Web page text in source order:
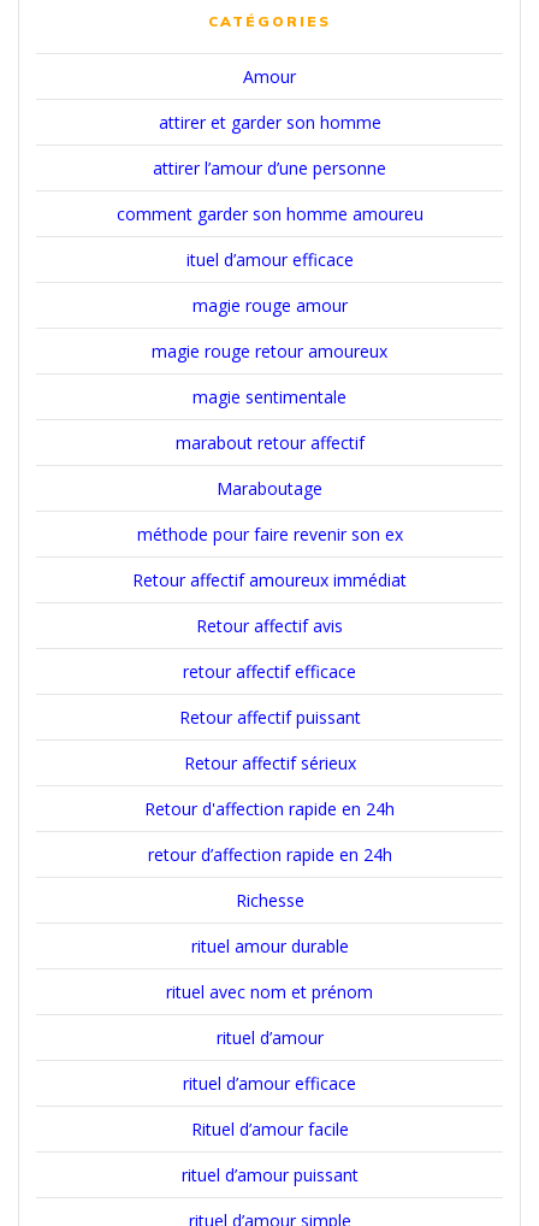
CATÉGORIES
Amour
attirer et garder son homme
attirer l’amour d’une personne
comment garder son homme amoureu
ituel d’amour efficace
magie rouge amour
magie rouge retour amoureux
magie sentimentale
marabout retour affectif
Maraboutage
méthode pour faire revenir son ex
Retour affectif amoureux immédiat
Retour affectif avis
retour affectif efficace
Retour affectif puissant
Retour affectif sérieux
Retour d'affection rapide en 24h
retour d’affection rapide en 24h
Richesse
rituel amour durable
rituel avec nom et prénom
rituel d’amour
rituel d’amour efficace
Rituel d’amour facile
rituel d’amour puissant
rituel d’amour simple